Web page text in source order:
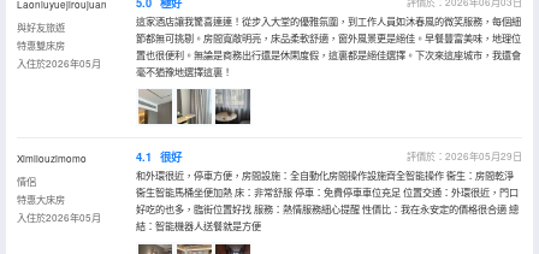
Laoniuyuejiroujuan
與好友旅遊
特惠雙床房
入住於2026年05月
5.0 極好
這家酒店讓我驚喜連連！從步入大堂的優雅氛圍，到工作人員如沐春風的微笑服務，每個細
節都無可挑剔。房間寬敞明亮，床品柔軟舒適，窗外風景更是絕佳。早餐豐富美味，地理位
置也很便利。無論是商務出行還是休閑度假，這裏都是絕佳選擇。下次來這座城市，我還會
毫不猶豫地選擇這裏！
Ximilouzimomo
情侶
特惠大床房
入住於2026年05月
4.1 很好
評價於：2026年05月29日
和外環很近，停車方便，房間設施：全自動化房間操作設施齊全智能操作 衞生：房間乾淨
衞生智能馬桶坐便加熱 床：非常舒服 停車：免費停車車位充足 位置交通：外環很近，門口
好吃的也多，臨街位置好找 服務：熱情服務細心提醒 性價比：我在永安定的價格很合適 總
結：智能機器人送餐就是方便